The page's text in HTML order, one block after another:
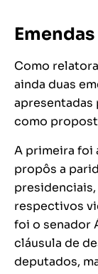
Emendas
Como
ainda duas
apresentadas
como
A primeira foi
propôs a
respectivos
foi o senador
cláusula de
deputados,